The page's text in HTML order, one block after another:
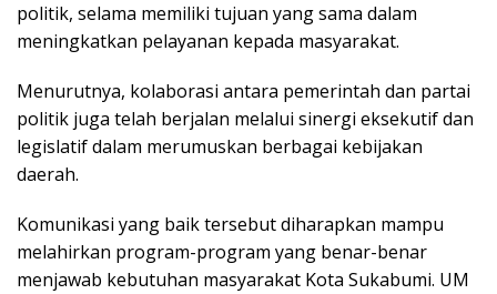
politik, selama memiliki tujuan yang sama dalam
meningkatkan pelayanan kepada masyarakat.
Menurutnya, kolaborasi antara pemerintah dan partai
politik juga telah berjalan melalui sinergi eksekutif dan
legislatif dalam merumuskan berbagai kebijakan
daerah.
Komunikasi yang baik tersebut diharapkan mampu
melahirkan program-program yang benar-benar
menjawab kebutuhan masyarakat Kota Sukabumi. UM